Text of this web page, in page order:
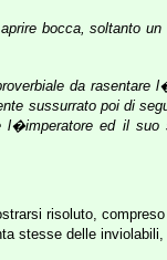
bocca, soltanto
da rasentare
sussurrato poi di
l�imperatore ed il
risoluto,
stesse delle